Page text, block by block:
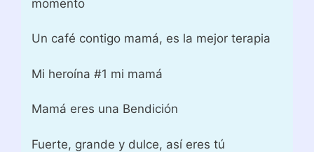
momento
Un café contigo mamá, es la mejor terapia
Mi heroína #1 mi mamá
Mamá eres una Bendición
Fuerte, grande y dulce, así eres tú